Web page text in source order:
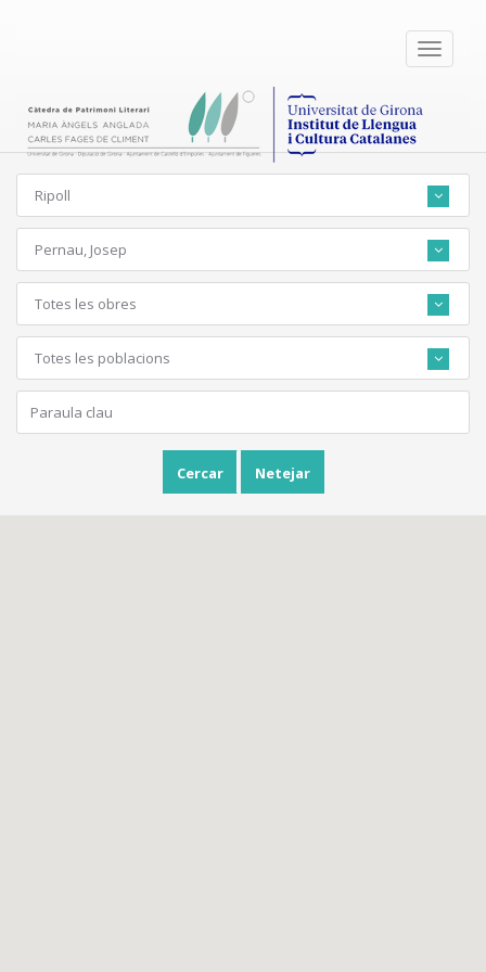
Toggle
Ripoll
Pernau, Josep
Totes les obres
Totes les poblacions
Cercar Netejar